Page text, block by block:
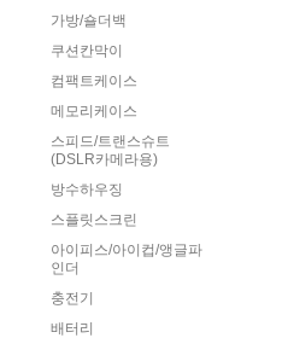
가방/숄더백
쿠션칸막이
컴팩트케이스
메모리케이스
스피드/트랜스슈트
(DSLR카메라용)
방수하우징
스플릿스크린
아이피스/아이컵/앵글파
인더
충전기
배터리